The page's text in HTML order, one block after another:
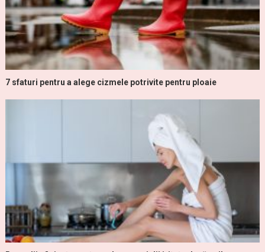
7 sfaturi pentru a alege cizmele potrivite pentru ploaie